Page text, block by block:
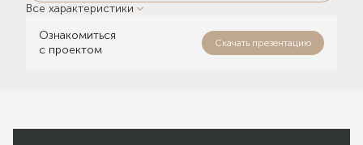
Все характеристики
Ознакомиться
с проектом
Скачать презентацию